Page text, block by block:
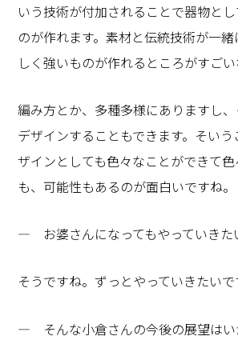
いう技術が付加されることで器物と
のが作れます。素材と伝統技術が一
しく強いものが作れるところがすごい
編み方とか、多種多様にありますし
デザインすることもできます。そい
ザインとしても色々なことができて
も、可能性もあるのが面白いですね。
― お婆さんになってもやっていきた
そうですね。ずっとやっていきたいで
― そんな小倉さんの今後の展望はい